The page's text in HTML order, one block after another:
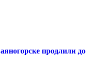
продлили до